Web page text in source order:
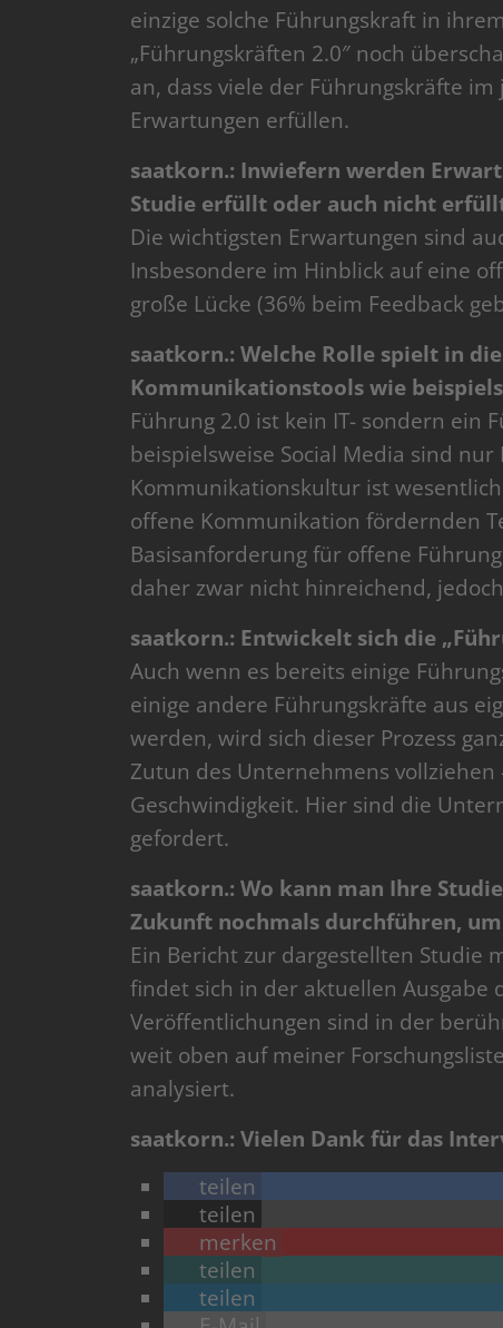
einzige solche Führungskraft in
„Führungskräften 2.0″ noch
an, dass viele der Führungskräfte
Erwartungen erfüllen.
saatkorn.: Inwiefern werden
Studie erfüllt oder auch nicht
Die wichtigsten Erwartungen sind
Insbesondere im Hinblick auf eine
große Lücke (36% beim Feedback
saatkorn.: Welche Rolle spielt in
Kommunikationstools wie
Führung 2.0 ist kein IT- sondern ein
beispielsweise Social Media sind
Kommunikationskultur ist
offene Kommunikation fördernden
Basisanforderung für offene
daher zwar nicht hinreichend,
saatkorn.: Entwickelt sich die
Auch wenn es bereits einige
einige andere Führungskräfte aus
werden, wird sich dieser Prozess
Zutun des Unternehmens
Geschwindigkeit. Hier sind die
gefordert.
saatkorn.: Wo kann man Ihre
Zukunft nochmals durchführen,
Ein Bericht zur dargestellten Studie
findet sich in der aktuellen Ausgabe
Veröffentlichungen sind in der
weit oben auf meiner
analysiert.
saatkorn.: Vielen Dank für das
teilen
teilen
merken
teilen
teilen